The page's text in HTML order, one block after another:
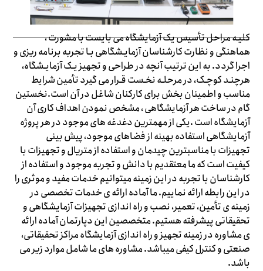
کلیـه مراحل تأسیس یک آزمایشگاه می بایست با مشورت ،
هماهنگی و نظارت کارشناسان آزمایـشگاهی بـا تجربه برنامه ریزی و
اجرا گردد. به این ترتیب آنچه در طراحی و تجهیز یـک آزمایـشگاه،
هرچنـد کوچـک، در مرحلـه نخـست قـرار می گیرد تأمین شرایط
مناسب و اطمینان بخش برای کارکنان شاغل در آن است.نخستین
گام در ساخت هر آزمایشگاهی ، مشخص نمودن اهداف کاری آن
آزمایشگاه است .یکی از مهمترین دغدغه های موجود در هر پروژه
آزمایشگاهی استفاده بهینه از فضاهای موجود، پیش بینی
تجهیزات با مناسبترین چیدمان و استفاده از متریال و تجهیزات با
کیفیت است که ما معتقدیم با دانش و تجربه موجود و استفاده از
کارشناسان با تجربه در این زمینه میتوانیم خدمات مفید و موثری را
در این رابطه ارائه نماییم. ما آماده ارائه ی خدمات تخصصی در
زمینه ی تأمین، تعمیر، نصب و راه اندازی تجهیزات آزمایشگاهی و
تحقیقاتی پیشرفته هستیم. متخصصین این دپارتمان آماده ارائه
ی مشاوره در زمینه تجهیز و راه اندازی آزمایشگاه مراکز تحقیقاتی،
صنعتی و کنترل کیفی میباشد. مشاوره های ما شامل موارد زیر می
باشد.